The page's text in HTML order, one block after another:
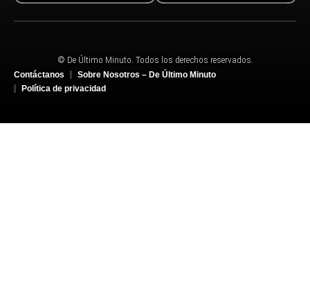
© De Último Minuto. Todos los derechos reservados.
Contáctanos
Sobre Nosotros – De Último Minuto
Política de privacidad